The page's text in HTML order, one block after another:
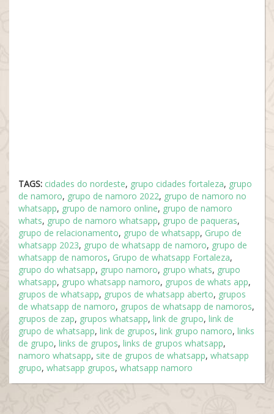
TAGS: cidades do nordeste, grupo cidades fortaleza, grupo
de namoro, grupo de namoro 2022, grupo de namoro no
whatsapp, grupo de namoro online, grupo de namoro
whats, grupo de namoro whatsapp, grupo de paqueras,
grupo de relacionamento, grupo de whatsapp, Grupo de
whatsapp 2023, grupo de whatsapp de namoro, grupo de
whatsapp de namoros, Grupo de whatsapp Fortaleza,
grupo do whatsapp, grupo namoro, grupo whats, grupo
whatsapp, grupo whatsapp namoro, grupos de whats app,
grupos de whatsapp, grupos de whatsapp aberto, grupos
de whatsapp de namoro, grupos de whatsapp de namoros,
grupos de zap, grupos whatsapp, link de grupo, link de
grupo de whatsapp, link de grupos, link grupo namoro, links
de grupo, links de grupos, links de grupos whatsapp,
namoro whatsapp, site de grupos de whatsapp, whatsapp
grupo, whatsapp grupos, whatsapp namoro